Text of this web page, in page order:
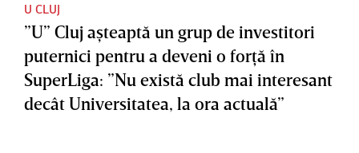
U CLUJ
”U” Cluj aşteaptă un grup de investitori
puternici pentru a deveni o forţă în
SuperLiga: ”Nu există club mai interesant
decât Universitatea, la ora actuală”